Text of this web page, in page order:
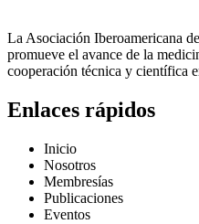
La Asociación Iberoamericana
promueve el avance de la
cooperación técnica y científica
Enlaces rápidos
Inicio
Nosotros
Membresías
Publicaciones
Eventos